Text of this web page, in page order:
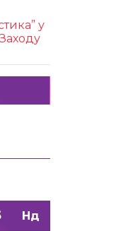
у
Нд